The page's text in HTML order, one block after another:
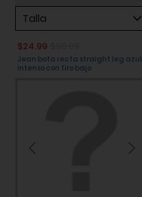
Talla
$24.99
Jean bota recta straight leg azul
intenso con tiro bajo